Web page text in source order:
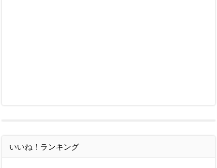
いいね！ランキング